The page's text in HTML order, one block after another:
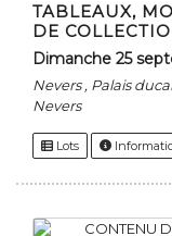
TABLEAUX,
DE
dimanche 25
Nevers , Palais
Nevers
Lots